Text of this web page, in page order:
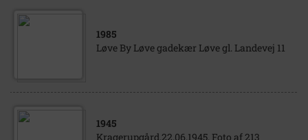
1985
Løve By Løve gadekær Løve gl. Landevej 11
1945
Kragerupgård,22.06.1945. Foto af 213